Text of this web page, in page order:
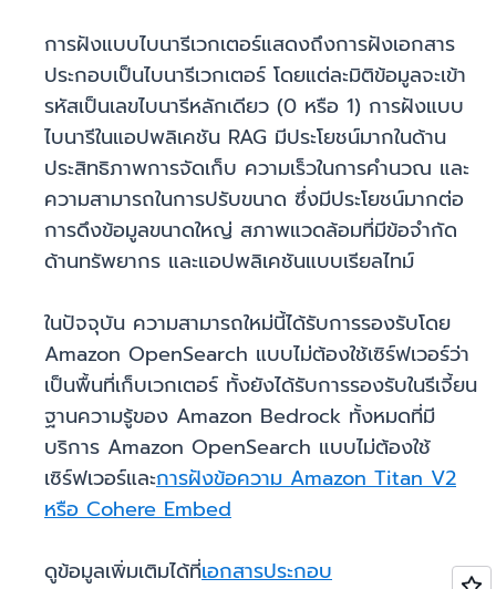
การฝังแบบไบนารีเวกเตอร์แสดงถึงการฝังเอกสาร
ประกอบเป็นไบนารีเวกเตอร์ โดยแต่ละมิติข้อมูลจะเข้า
รหัสเป็นเลขไบนารีหลักเดียว (0 หรือ 1) การฝังแบบ
ไบนารีในแอปพลิเคชัน RAG มีประโยชน์มากในด้าน
ประสิทธิภาพการจัดเก็บ ความเร็วในการคำนวณ และ
ความสามารถในการปรับขนาด ซึ่งมีประโยชน์มากต่อ
การดึงข้อมูลขนาดใหญ่ สภาพแวดล้อมที่มีข้อจำกัด
ด้านทรัพยากร และแอปพลิเคชันแบบเรียลไทม์
ในปัจจุบัน ความสามารถใหม่นี้ได้รับการรองรับโดย
Amazon OpenSearch แบบไม่ต้องใช้เซิร์ฟเวอร์ว่า
เป็นพื้นที่เก็บเวกเตอร์ ทั้งยังได้รับการรองรับในรีเจี้ยน
ฐานความรู้ของ Amazon Bedrock ทั้งหมดที่มี
บริการ Amazon OpenSearch แบบไม่ต้องใช้
เซิร์ฟเวอร์และการฝังข้อความ Amazon Titan V2
หรือ Cohere Embed
ดูข้อมูลเพิ่มเติมได้ที่เอกสารประกอบ